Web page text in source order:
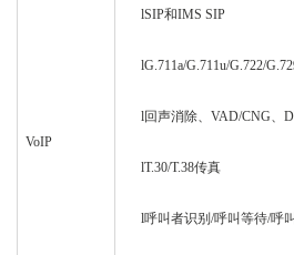
VoIP
lSIP和IMS SIP
lG.711a/G.711u/G.722/
l回声消除、 VAD/CNG、
lT.30/T.38传真
l呼叫者识别 /呼叫等待/呼